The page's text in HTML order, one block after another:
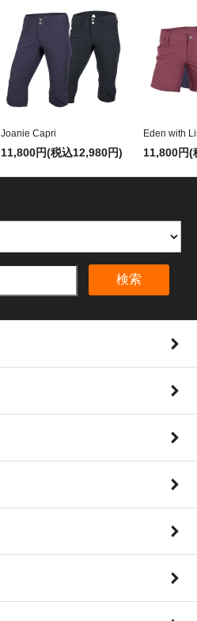
Joanie Capri
11,800円(税込12,980円)
Eden with
11,800円(
検索